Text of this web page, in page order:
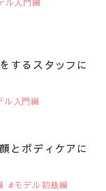
するスタッフに
ル入門編
とボディケアに
モデル初級編